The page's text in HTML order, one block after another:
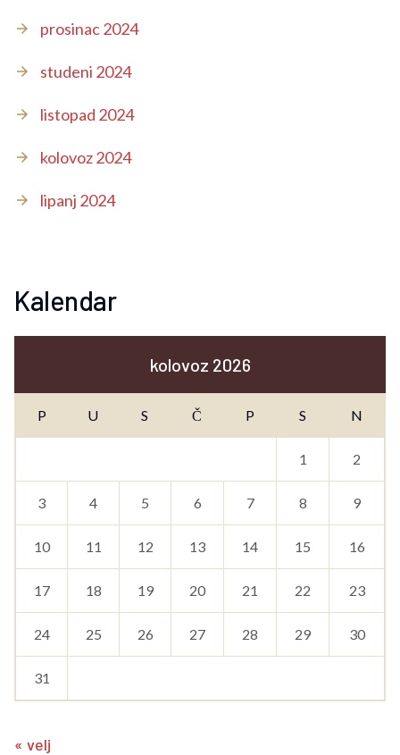
prosinac 2024
studeni 2024
listopad 2024
kolovoz 2024
lipanj 2024
Kalendar
kolovoz 2026
P U S Č P S N
1 2
3 4 5 6 7 8 9
10 11 12 13 14 15 16
17 18 19 20 21 22 23
24 25 26 27 28 29 30
31
« velj